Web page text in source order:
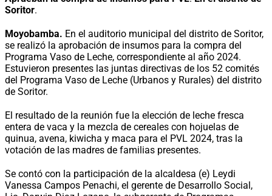
Soritor.
Moyobamba. En el auditorio municipal del distrito de Soritor,
se realizó la aprobación de insumos para la compra del
Programa Vaso de Leche, correspondiente al año 2024.
Estuvieron presentes las juntas directivas de los 52 comités
del Programa Vaso de Leche (Urbanos y Rurales) del distrito
de Soritor.
El resultado de la reunión fue la elección de leche fresca
entera de vaca y la mezcla de cereales con hojuelas de
quinua, avena, kiwicha y maca para el PVL 2024, tras la
votación de las madres de familias presentes.
Se contó con la participación de la alcaldesa (e) Leydi
Vanessa Campos Penachi, el gerente de Desarrollo Social,